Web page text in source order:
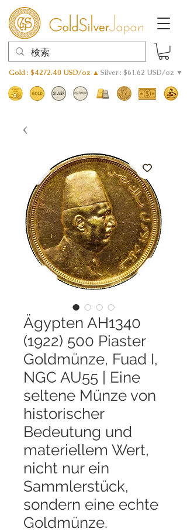
Gold : $4272.40 USD/oz ▲ Silver : $61.62 USD/oz ▼
Ägypten AH1340
(1922) 500 Piaster
Goldmünze, Fuad I,
NGC AU55 | Eine
seltene Münze von
historischer
Bedeutung und
materiellem Wert,
nicht nur ein
Sammlerstück,
sondern eine echte
Goldmünze.